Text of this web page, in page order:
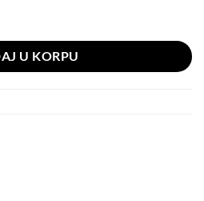
Dry Shampoo - Šampon Za Suho
U KORPU